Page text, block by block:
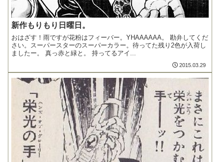
新作もりもり日曜日。
おはざす！雨ですが花粉はフィーバー。YHAAAAAA。 勘弁してくだ
さい。スーパースターのスーパーカラー。待ってた残り2色が入荷し
ましたー。 真っ赤と緑と。 持ってるアイ...
2015.03.29